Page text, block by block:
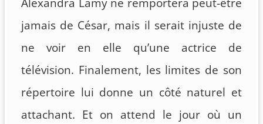
jamais de César, mais il serait injuste de
ne voir en elle qu’une actrice de
télévision. Finalement, les limites de son
répertoire lui donne un côté naturel et
attachant. Et on attend le jour où un